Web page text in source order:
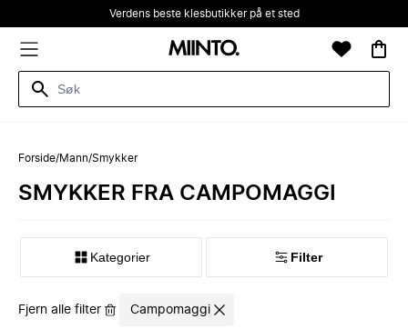
Verdens beste klesbutikker på et sted
Forside/Mann/Smykker
SMYKKER FRA CAMPOMAGGI
Kategorier Filter
Fjern alle filter Campomaggi